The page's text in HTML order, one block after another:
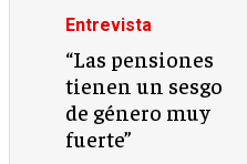
Entrevista
“Las pensiones
tienen un sesgo
de género muy
fuerte”